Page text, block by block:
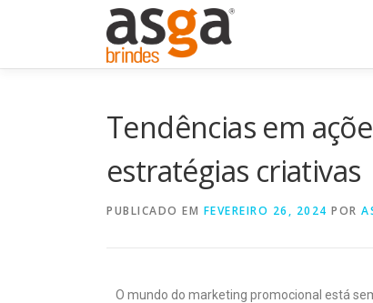
Tendências em
estratégias criativas
PUBLICADO EM FEVEREIRO 26, 2024 POR
O mundo do marketing promocional está